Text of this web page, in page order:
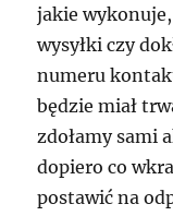
jakie
wysyłki czy
numeru
będzie miał
zdołamy sami
dopiero co
postawić na